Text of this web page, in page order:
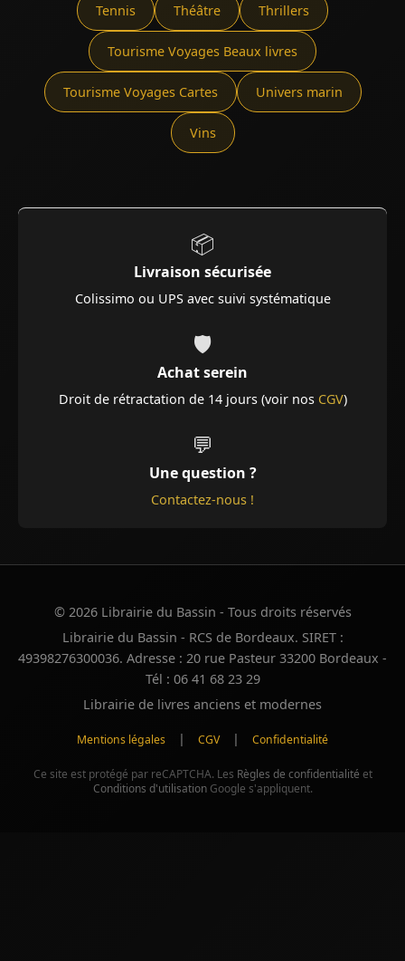
Tennis Théâtre Thrillers
Tourisme Voyages Beaux livres
Tourisme Voyages Cartes Univers marin
Vins
📦
Livraison sécurisée
Colissimo ou UPS avec suivi systématique
🛡️
Achat serein
Droit de rétractation de 14 jours (voir nos CGV)
💬
Une question ?
Contactez-nous !
© 2026 Librairie du Bassin - Tous droits réservés
Librairie du Bassin - RCS de Bordeaux. SIRET :
49398276300036. Adresse : 20 rue Pasteur 33200 Bordeaux -
Tél : 06 41 68 23 29
Librairie de livres anciens et modernes
Mentions légales | CGV | Confidentialité
Ce site est protégé par reCAPTCHA. Les Règles de confidentialité et
Conditions d'utilisationGoogle s'appliquent.